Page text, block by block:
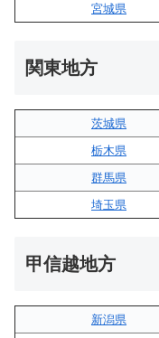
宮城県
関東地方
茨城県
栃木県
群馬県
埼玉県
甲信越地方
新潟県